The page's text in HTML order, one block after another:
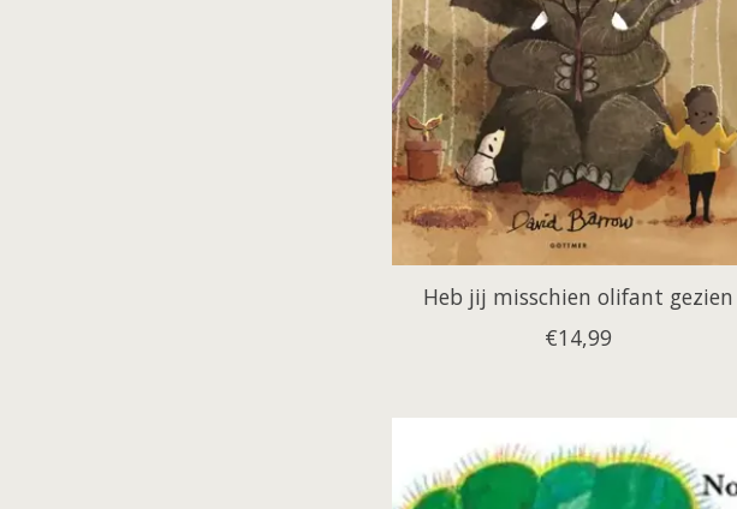
Heb jij misschien olifant gezien
€14,99